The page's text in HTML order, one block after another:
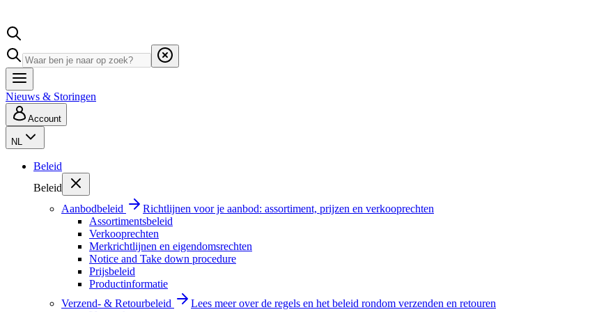
Nieuws & Storingen
Account
NL
Beleid
Beleid
Aanbodbeleid
Richtlijnen voor je aanbod: assortiment, prijzen en verkooprechten
Assortimentsbeleid
Verkooprechten
Merkrichtlijnen en eigendomsrechten
Notice and Take down procedure
Prijsbeleid
Productinformatie
Verzend- & Retourbeleid
Lees meer over de regels en het beleid rondom verzenden en retouren